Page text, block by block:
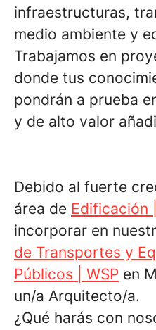
infraestructuras,
medio ambiente y
Trabajamos en
donde tus
pondrán a prueba
y de alto valor
Debido al fuerte
área de Edificación
incorporar en
de Transportes y
Públicos | WSP en
un/a Arquitecto/a.
¿Qué harás con